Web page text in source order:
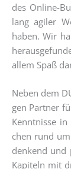
des Online-
lang agi­ler
haben. Wir
allem Spaß
Neben dem
gen Part­ner
Kennt­nis­se
chen rund
den­kend und
Kapi­teln mit